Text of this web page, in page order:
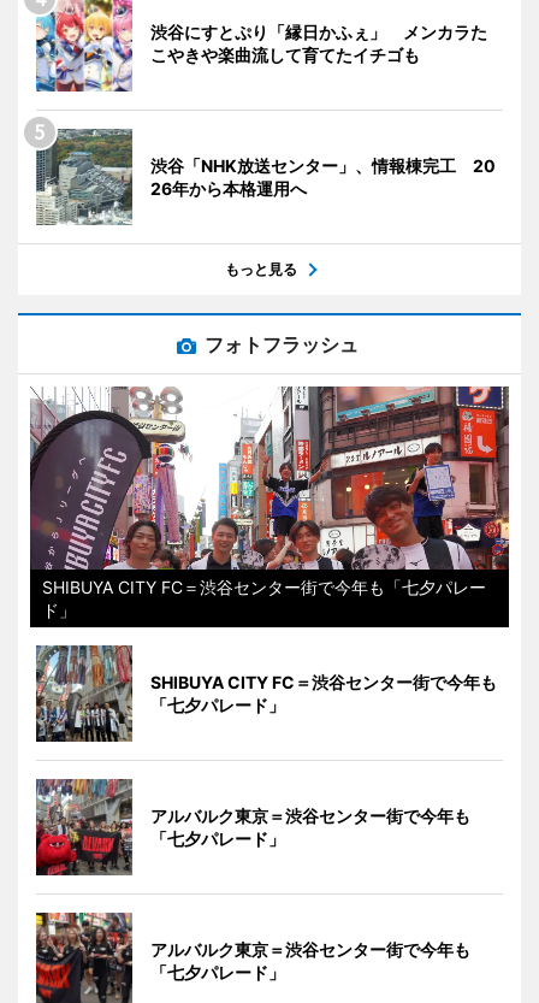
渋谷にすとぷり「縁日かふぇ」 メンカラた
こやきや楽曲流して育てたイチゴも
渋谷「NHK放送センター」、情報棟完工 20
26年から本格運用へ
もっと見る
フォトフラッシュ
SHIBUYA CITY FC＝渋谷センター街で今年も「七夕パレー
ド」
SHIBUYA CITY FC＝渋谷センター街で今年も
「七夕パレード」
アルバルク東京＝渋谷センター街で今年も
「七夕パレード」
アルバルク東京＝渋谷センター街で今年も
「七夕パレード」